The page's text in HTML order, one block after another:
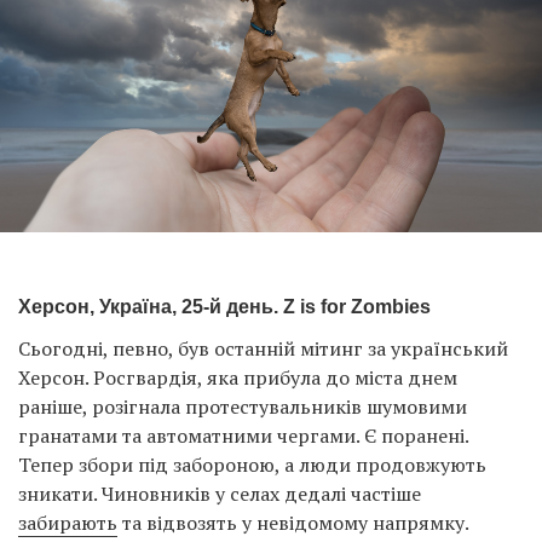
Херсон, Україна, 25-й день. Z is for Zombies
Сьогодні, певно, був останній мітинг за український
Херсон. Росгвардія, яка прибула до міста днем
раніше, розігнала протестувальників шумовими
гранатами та автоматними чергами. Є поранені.
Тепер збори під забороною, а люди продовжують
зникати. Чиновників у селах дедалі частіше
забирають та відвозять у невідомому напрямку.